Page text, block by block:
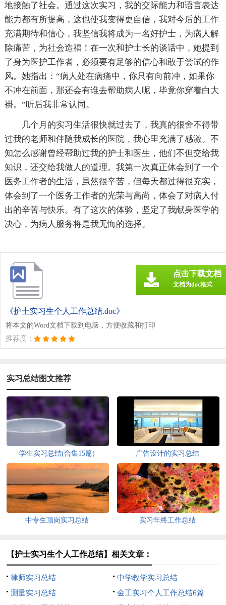
地接触了社会。通过这次实习，我的交际能力和语言表达
能力都有所提高，这也使我变得更自信，我对今后的工作
充满期待和信心，我坚信我将成为一名好护士，为病人解
除痛苦，为社会造福！在一次和护士长的谈话中，她提到
了身为医护工作者，必须要有足够的信心和敢于尝试的作
风。她指出：“病人处在病痛中，你只有向前冲，如果你
不冲在前面，那还会有谁去帮助病人呢，毕竟你穿着白大
褂。”听后我非常认同。
几个月的实习生活很快就过去了，我真的很舍不得带
过我的老师和伴随我成长的医院，我心里充满了感激。不
知怎么感谢曾经帮助过我的护士和医生，他们不但交给我
知识，还交给我做人的道理。我第一次真正体会到了一个
医务工作者的生活，虽然很辛苦，但每天都过得很充实，
体会到了一个医务工作者的光荣与高尚，体会了对病人付
出的辛苦与快乐。有了这次的体验，坚定了我献身医学的
决心，为病人服务将是我无悔的选择。
《护士实习生个人工作总结.doc》
将本文的Word文档下载到电脑，方便收藏和打印
推荐度：
点击下载文档
文档为doc格式
实习总结图文推荐
学生实习总结(合集15篇) 广告设计的实习总结
中专生顶岗实习总结 实习年终工作总结
【护士实习生个人工作总结】相关文章：
律师实习总结
中学教学实习总结
测量实习总结
金工实习个人工作总结6篇